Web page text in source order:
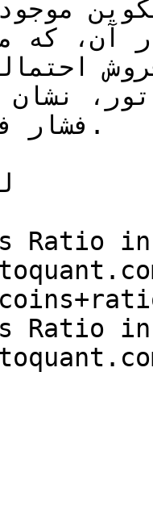
فشار
Ratio in
Ratio in